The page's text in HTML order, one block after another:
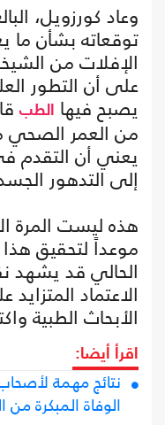
توقعاته بشأن
الإفلات من
على أن التطور
يصبح فيها الطب
من العمر الصحي
يعني أن التقدم
إلى التدهور
هذه ليست المرة
موعداً لتحقيق
الحالي قد يشهد
الاعتماد
الأبحاث الطبية
اقرأ أيضا:
نتائج مهمة
الوفاة المبكرة